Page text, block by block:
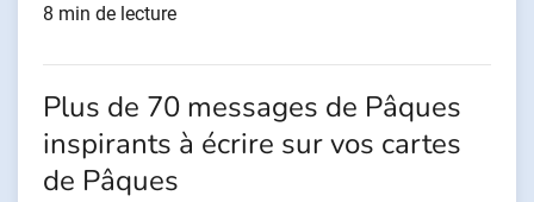
8 min de lecture
Plus de 70 messages de Pâques
inspirants à écrire sur vos cartes
de Pâques